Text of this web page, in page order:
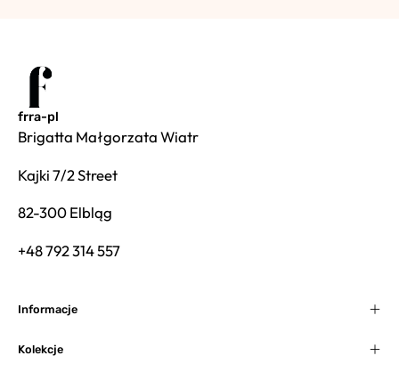
frra-pl
Brigatta Małgorzata Wiatr
Kajki 7/2 Street
82-300 Elbląg
+48 792 314 557
Informacje
Kolekcje